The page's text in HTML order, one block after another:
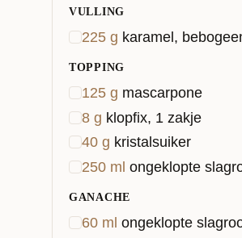
VULLING
225 g karamel,
TOPPING
125 g mascarpone
8 g klopfix, 1 zakje
40 g kristalsuiker
250 ml ongeklopte
GANACHE
60 ml ongeklopte